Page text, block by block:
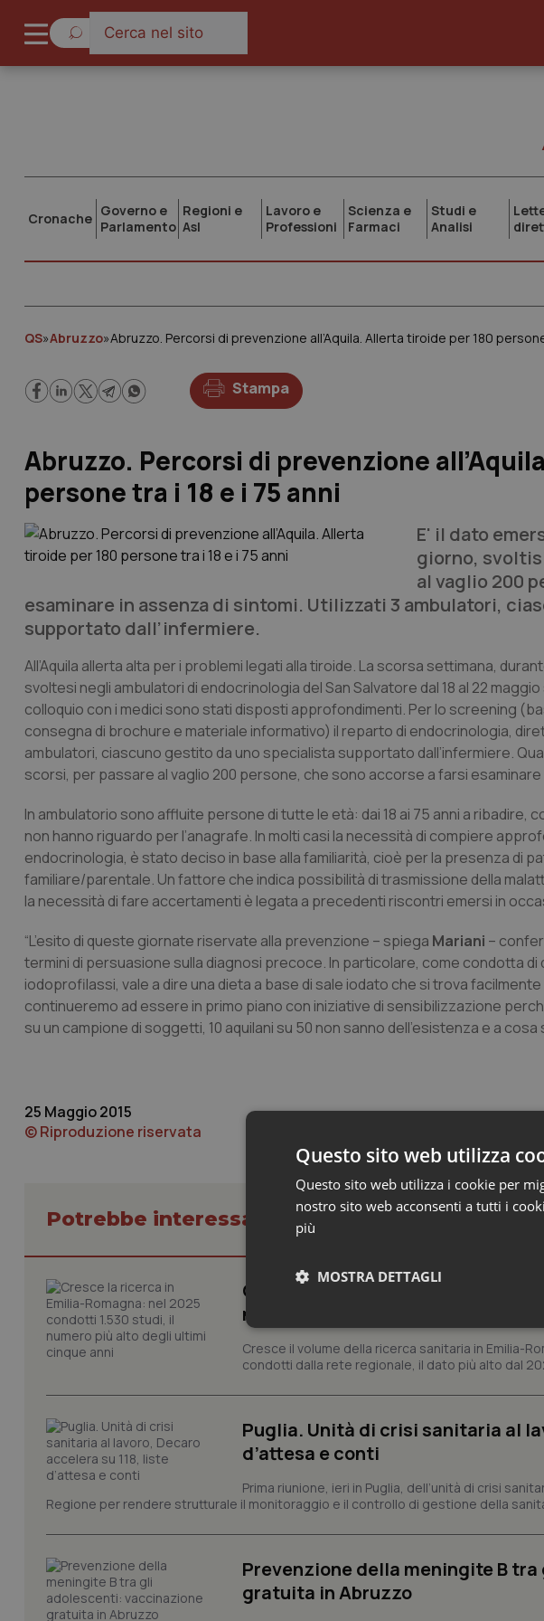
Cronache Governo e
Parlamento
Regioni e
Asl
Lavoro e
Professioni
Scienza e
Farmaci
Studi e
Analisi
QS»Abruzzo»Abruzzo. Percorsi di prevenzione all’Aquila. Allerta tiroide per 180
Stampa
Abruzzo. Percorsi di prevenzione
persone tra i 18 e i 75 anni
E' il dato
giorno,
al vaglio 200
esaminare in assenza di sintomi. Utilizzati 3 ambulatori,
supportato dall’infermiere.
All’Aquila allerta alta per i problemi legati alla tiroide. La scorsa settimana,
svoltesi negli ambulatori di endocrinologia del San Salvatore dal 18 al 22
colloquio con i medici sono stati disposti approfondimenti. Per lo screening
consegna di brochure e materiale informativo) il reparto di endocrinologia,
ambulatori, ciascuno gestito da uno specialista supportato dall’infermiere.
scorsi, per passare al vaglio 200 persone, che sono accorse a farsi esaminare
In ambulatorio sono affluite persone di tutte le età: dai 18 ai 75 anni a ribadire,
non hanno riguardo per l’anagrafe. In molti casi la necessità di compiere
endocrinologia, è stato deciso in base alla familiarità, cioè per la presenza di
familiare/parentale. Un fattore che indica possibilità di trasmissione della
la necessità di fare accertamenti è legata a precedenti riscontri emersi in
“L’esito di queste giornate riservate alla prevenzione – spiega Mariani –
termini di persuasione sulla diagnosi precoce. In particolare, come condotta
iodoprofilassi, vale a dire una dieta a base di sale iodato che si trova
continueremo ad essere in primo piano con iniziative di sensibilizzazione
su un campione di soggetti, 10 aquilani su 50 non sanno dell’esistenza e a cosa
25 Maggio 2015
© Riproduzione riservata
Potrebbe interessarti in Abruzzo
Cresce la ricerca in Emilia-
numero più alto degli ultimi cinque
Cresce il volume della ricerca sanitaria in Emilia-
condotti dalla rete regionale, il dato più alto dal
Puglia. Unità di crisi sanitaria al
d’attesa e conti
Prima riunione, ieri in Puglia, dell’unità di crisi
Regione per rendere strutturale il monitoraggio e il controllo di gestione della
Prevenzione della meningite B
gratuita in Abruzzo
Questo sito web utilizza
Questo sito web utilizza i cookie per
nostro sito web acconsenti a tutti i
più
MOSTRA DETTAGLI
Necessari
I cookie necessari contribuiscono a rendere
e l'accesso alle aree protette del sito. Il sito web
Nome
Fornitore/
YouTube
.youtube.com